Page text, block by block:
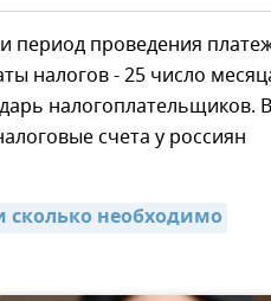
период проведения
налогов - 25 число
налогоплательщиков. В
счета у россиян
сколько необходимо